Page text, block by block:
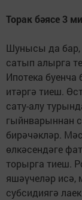
Торак бәясе 3
Шунысы да бар,
сатып алырга
Ипотека буенча
итәргә тиеш.
сату-алу
гыйнварыннан
бирәчәкләр.
өлкәсендәге
торырга тиеш.
яшәүчеләр исә,
субсидиягә